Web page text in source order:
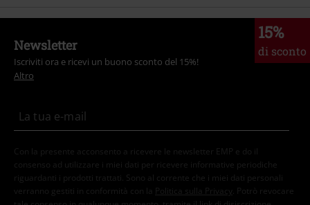
15%
di sconto
Newsletter
Iscriviti ora e ricevi un buono sconto del 15%!
Altro
Con la presente acconsento a ricevere le newsletter EMP e do il
consenso ad utilizzare i miei dati per ricevere informative periodiche
riguardanti i prodotti trattati. Sono al corrente che i miei dati personali
verranno gestiti in conformità con la
Politica sulla Privacy
. Potrò revocare